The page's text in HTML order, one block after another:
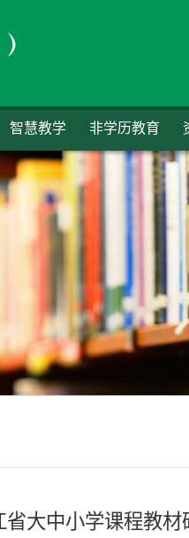
智慧教学 非学历教育
大中小学课程教材